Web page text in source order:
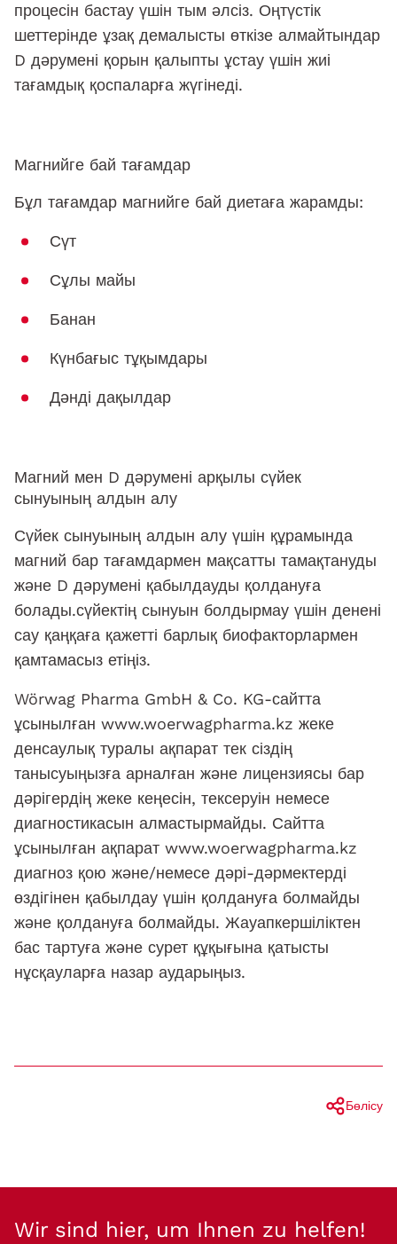
процесін бастау үшін тым әлсіз. Оңтүстік
шеттерінде ұзақ демалысты өткізе алмайтындар
D дәрумені қорын қалыпты ұстау үшін жиі
тағамдық қоспаларға жүгінеді.
Магнийге бай тағамдар
Бұл тағамдар магнийге бай диетаға жарамды:
Сүт
Сұлы майы
Банан
Күнбағыс тұқымдары
Дәнді дақылдар
Магний мен D дәрумені арқылы сүйек
сынуының алдын алу
Сүйек сынуының алдын алу үшін құрамында
магний бар тағамдармен мақсатты тамақтануды
және D дәрумені қабылдауды қолдануға
болады.сүйектің сынуын болдырмау үшін денені
сау қаңқаға қажетті барлық биофакторлармен
қамтамасыз етіңіз.
Wörwag Pharma GmbH & Co. KG-сайтта
ұсынылған www.woerwagpharma.kz жеке
денсаулық туралы ақпарат тек сіздің
танысуыңызға арналған және лицензиясы бар
дәрігердің жеке кеңесін, тексеруін немесе
диагностикасын алмастырмайды. Сайтта
ұсынылған ақпарат www.woerwagpharma.kz
диагноз қою және/немесе дәрі-дәрмектерді
өздігінен қабылдау үшін қолдануға болмайды
және қолдануға болмайды. Жауапкершіліктен
бас тартуға және сурет құқығына қатысты
нұсқауларға назар аударыңыз.
Бөлісу
Wir sind hier, um Ihnen zu helfen!